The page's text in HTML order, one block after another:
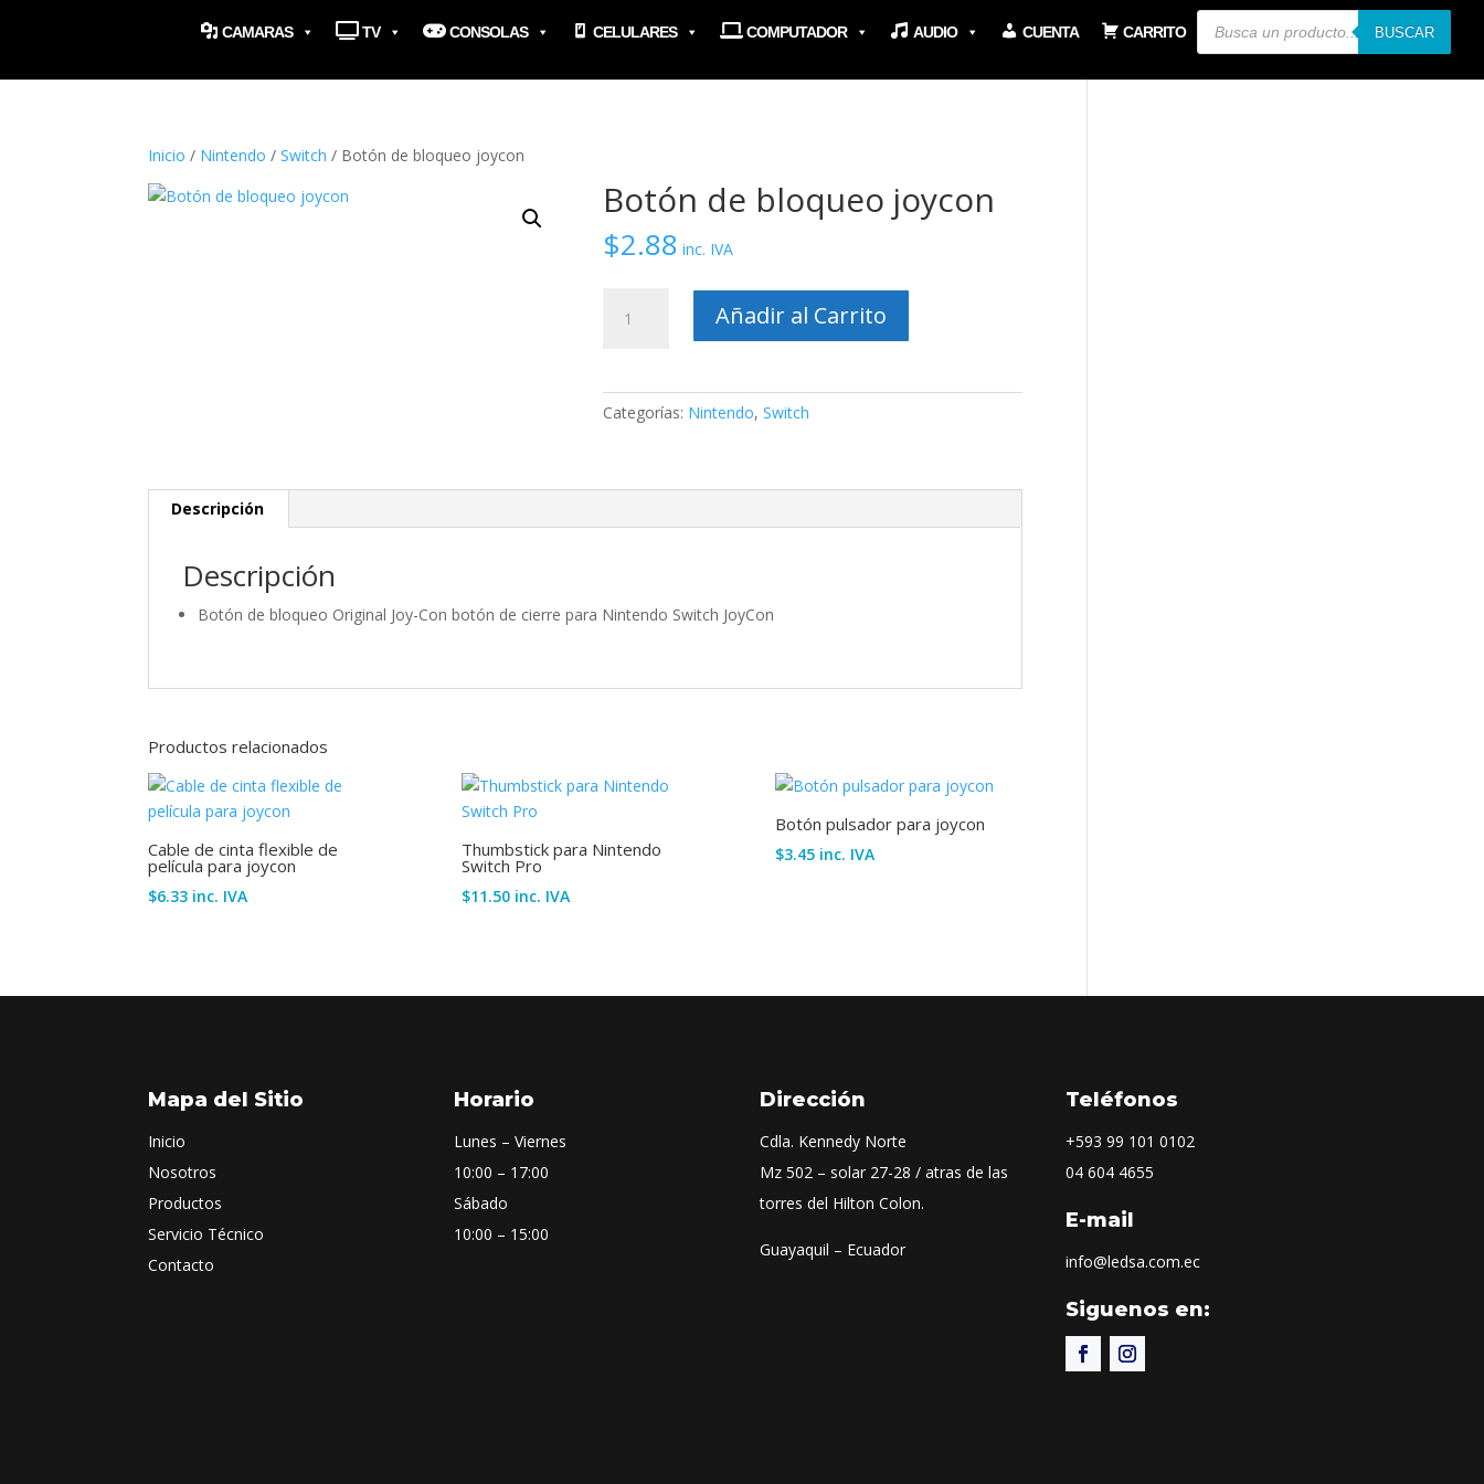
CAMARAS TV CONSOLAS CELULARES COMPUTADOR AUDIO CUENTA CARRITO
Búsqueda
BUSCAR
Inicio / Nintendo /Switch / Botón de bloqueo joycon
Botón de bloqueo joycon
$2.88 inc. IVA
cantidad
Añadir al Carrito
Categorías: Nintendo,Switch
Descripción
Descripción
Botón de bloqueo Original Joy-Con botón de cierre para Nintendo Switch JoyCon
Productos relacionados
Cable de cinta flexible de
película para joycon
$6.33 inc. IVA
Thumbstick para Nintendo
Switch Pro
$11.50 inc. IVA
Botón pulsador para joycon
$3.45 inc. IVA
Mapa del Sitio
Inicio
Nosotros
Productos
Servicio Técnico
Contacto
Horario
Lunes – Viernes
10:00 – 17:00
Sábado
10:00 – 15:00
Dirección
Cdla. Kennedy Norte
Mz 502 – solar 27-28 / atras de las
torres del Hilton Colon.
Guayaquil – Ecuador
Teléfonos
+593 99 101 0102
04 604 4655
E-mail
info@ledsa.com.ec
Siguenos en: